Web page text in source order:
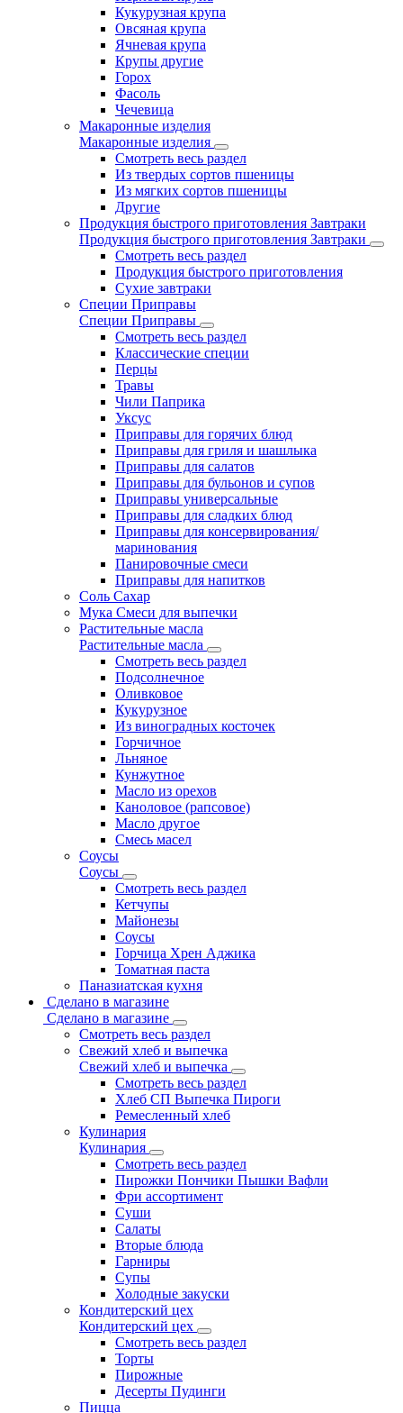
Кукурузная крупа
Овсяная крупа
Ячневая крупа
Крупы другие
Горох
Фасоль
Чечевица
Макаронные изделия
Макаронные изделия
Смотреть весь раздел
Из твердых сортов пшеницы
Из мягких сортов пшеницы
Другие
Продукция быстрого приготовления Завтраки
Продукция быстрого приготовления Завтраки
Смотреть весь раздел
Продукция быстрого приготовления
Сухие завтраки
Специи Приправы
Специи Приправы
Смотреть весь раздел
Классические специи
Перцы
Травы
Чили Паприка
Уксус
Приправы для горячих блюд
Приправы для гриля и шашлыка
Приправы для салатов
Приправы для бульонов и супов
Приправы универсальные
Приправы для сладких блюд
Приправы для консервирования/
маринования
Панировочные смеси
Приправы для напитков
Соль Сахар
Мука Смеси для выпечки
Растительные масла
Растительные масла
Смотреть весь раздел
Подсолнечное
Оливковое
Кукурузное
Из виноградных косточек
Горчичное
Льняное
Кунжутное
Масло из орехов
Каноловое (рапсовое)
Масло другое
Смесь масел
Соусы
Соусы
Смотреть весь раздел
Кетчупы
Майонезы
Соусы
Горчица Хрен Аджика
Томатная паста
Паназиатская кухня
Сделано в магазине
Сделано в магазине
Смотреть весь раздел
Свежий хлеб и выпечка
Свежий хлеб и выпечка
Смотреть весь раздел
Хлеб СП Выпечка Пироги
Ремесленный хлеб
Кулинария
Кулинария
Смотреть весь раздел
Пирожки Пончики Пышки Вафли
Фри ассортимент
Суши
Салаты
Вторые блюда
Гарниры
Супы
Холодные закуски
Кондитерский цех
Кондитерский цех
Смотреть весь раздел
Торты
Пирожные
Десерты Пудинги
Пицца